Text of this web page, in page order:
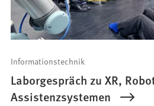
Informationstechnik
Laborgespräch zu XR,
Assistenzsystemen